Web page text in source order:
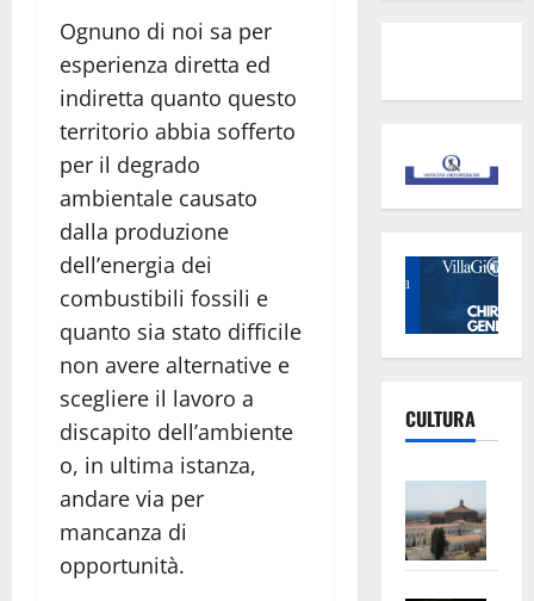
Ognuno di noi sa per
esperienza diretta ed
indiretta quanto questo
territorio abbia sofferto
per il degrado
ambientale causato
dalla produzione
dell’energia dei
combustibili fossili e
quanto sia stato difficile
non avere alternative e
scegliere il lavoro a
discapito dell’ambiente
o, in ultima istanza,
andare via per
mancanza di
opportunità.
CULTURA